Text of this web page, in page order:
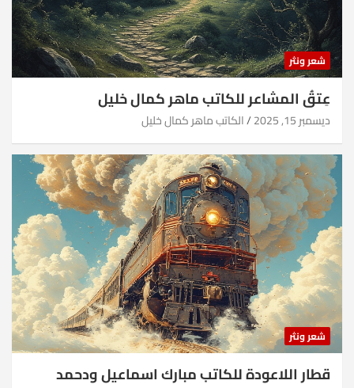
شعر ونثر
عِتقُ المشاعر للكاتب ماهر كمال خليل
ديسمبر 15, 2025 الكاتب ماهر كمال خليل
شعر ونثر
قطار اللاعودة للكاتب مبارك اسماعيل ودحمد